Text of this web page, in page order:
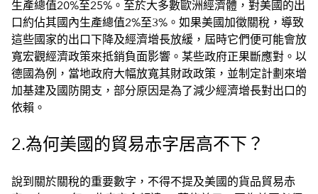
生產總值20%至25%。至於大多數歐洲經濟體，對美國的出
口約佔其國內生產總值2%至3%。如果美國加徵關稅，導致
這些國家的出口下降及經濟增長放緩，屆時它們便可能會放
寬宏觀經濟政策來抵銷負面影響。某些政府正果斷應對。以
德國為例，當地政府大幅放寬其財政政策，並制定計劃來增
加基建及國防開支，部分原因是為了減少經濟增長對出口的
依賴。
2.為何美國的貿易赤字居高不下？
說到關於關稅的重要數字，不得不提及美國的貨品貿易赤